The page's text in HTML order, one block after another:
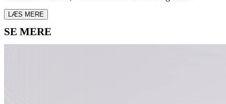
LÆS MERE
SE MERE